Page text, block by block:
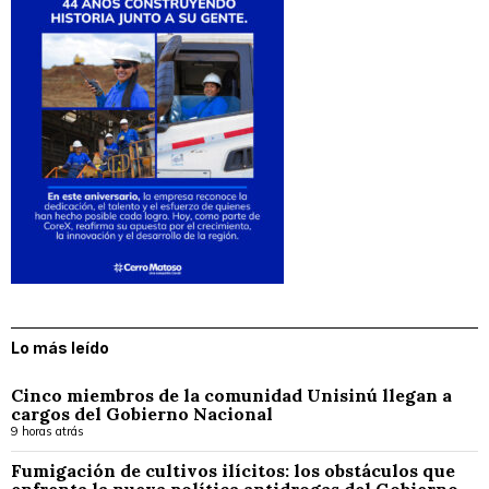
Lo más leído
Cinco miembros de la comunidad Unisinú llegan a
cargos del Gobierno Nacional
9 horas atrás
Fumigación de cultivos ilícitos: los obstáculos que